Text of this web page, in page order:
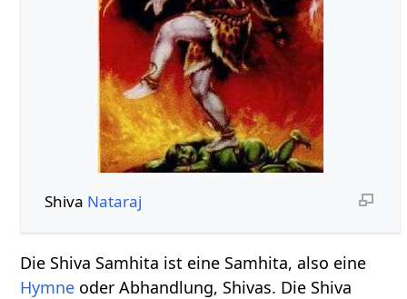
Shiva Nataraj
Die Shiva Samhita ist eine Samhita, also eine
Hymne oder Abhandlung, Shivas. Die Shiva